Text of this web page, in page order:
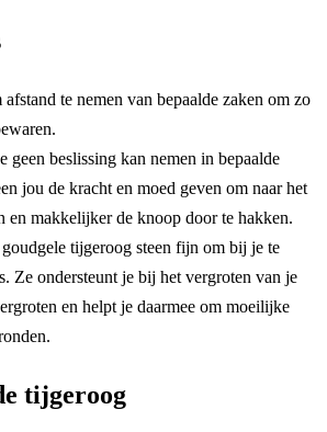
te nemen van bepaalde zaken om zo
geen beslissing kan nemen in bepaalde
jou de kracht en moed geven om naar het
en makkelijker de knoop door te hakken.
tijgeroog steen fijn om bij je te
Ze ondersteunt je bij het vergroten van je
en helpt je daarmee om moeilijke
tijgeroog